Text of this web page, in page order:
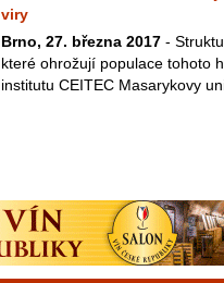
viry
Brno, 27. března 2017 -
které ohrožují populace tohoto
institutu CEITEC Masarykovy